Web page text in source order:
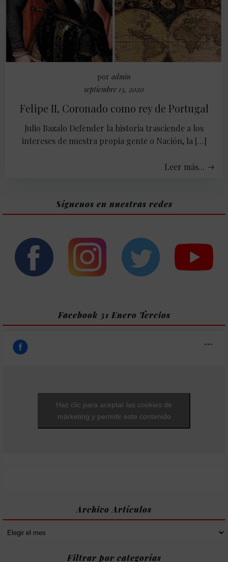
por admin
septiembre 13, 2020
Felipe II, Coronado como rey de Portugal
Julio Bazalo Defender la historia trasciende a los
intereses de nuestra propia gente o Nación, la […]
Leer más...
Síguenos en nuestras redes
Facebook 31 Enero Tercios
Haz clic para aceptar las cookies de
márketing y permitir este contenido
Archivo Artículos
Archivo
Filtrar por categorías